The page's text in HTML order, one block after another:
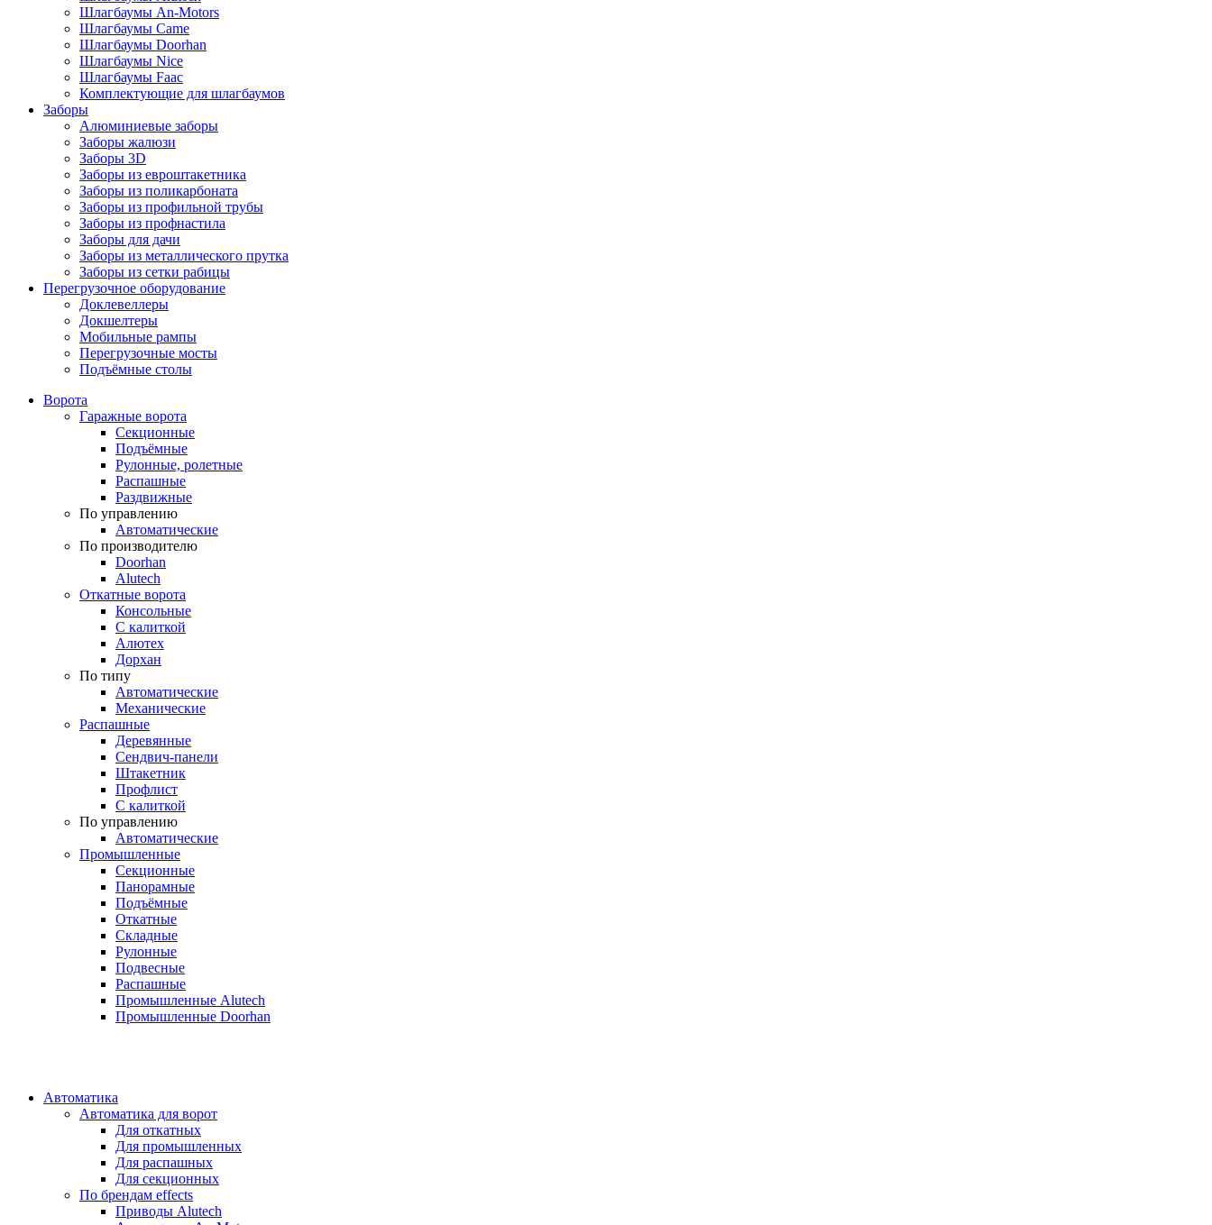
Шлагбаумы An-Motors
Шлагбаумы Came
Шлагбаумы Doorhan
Шлагбаумы Nice
Шлагбаумы Faac
Комплектующие для шлагбаумов
Заборы
Алюминиевые заборы
Заборы жалюзи
Заборы 3D
Заборы из евроштакетника
Заборы из поликарбоната
Заборы из профильной трубы
Заборы из профнастила
Заборы для дачи
Заборы из металлического прутка
Заборы из сетки рабицы
Перегрузочное оборудование
Доклевеллеры
Докшелтеры
Мобильные рампы
Перегрузочные мосты
Подъёмные столы
Ворота
Гаражные ворота
Секционные
Подъёмные
Рулонные, ролетные
Распашные
Раздвижные
По управлению
Автоматические
По производителю
Doorhan
Alutech
Откатные ворота
Консольные
С калиткой
Алютех
Дорхан
По типу
Автоматические
Механические
Распашные
Деревянные
Сендвич-панели
Штакетник
Профлист
С калиткой
По управлению
Автоматические
Промышленные
Секционные
Панорамные
Подъёмные
Откатные
Складные
Рулонные
Подвесные
Распашные
Промышленные Alutech
Промышленные Doorhan
Автоматика
Автоматика для ворот
Для откатных
Для промышленных
Для распашных
Для секционных
По брендам effects
Приводы Alutech